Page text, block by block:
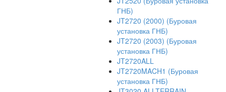
ГНБ)
JT2720 (2000) (Буровая
установка ГНБ)
JT2720 (2003) (Буровая
установка ГНБ)
JT2720ALL
JT2720MACH1 (Буровая
установка ГНБ)